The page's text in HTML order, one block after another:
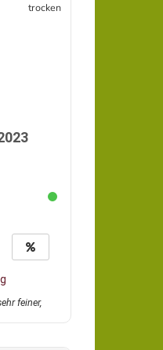
trocken
feiner,